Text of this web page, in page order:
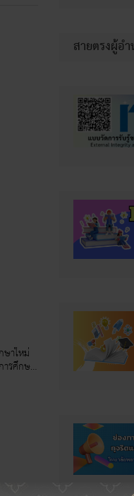
าใหม่
รศึกษา
สายตรงผู้อ